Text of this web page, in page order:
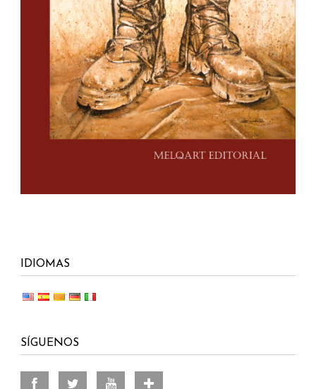
IDIOMAS
SÍGUENOS